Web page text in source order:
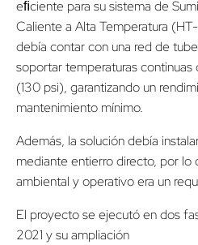
eﬁciente para su sistema de
Caliente a Alta Temperatura
debía contar con una red de
soportar temperaturas
(130 psi), garantizando un
mantenimiento mínimo.
Además, la solución debía
mediante entierro directo, por lo
ambiental y operativo era un
El proyecto se ejecutó en dos
2021 y su ampliación